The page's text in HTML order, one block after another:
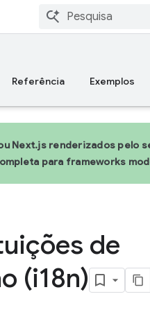
Referência Exemplos
Next.js renderizados pelo
para frameworks
de
(i18n)